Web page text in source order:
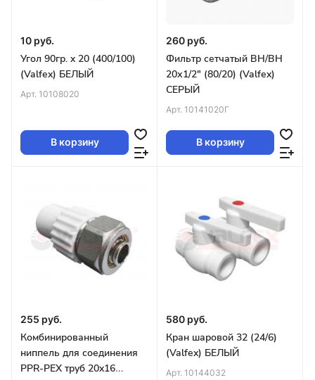
10 руб.
Угол 90гр. x 20 (400/100)
(Valfex) БЕЛЫЙ
Арт. 10108020
В корзину
260 руб.
Фильтр сетчатый ВН/ВН
20х1/2" (80/20) (Valfex)
СЕРЫЙ
Арт. 10141020Г
В корзину
255 руб.
Комбинированный
ниппель для соединения
PPR-PEX труб 20x16
580 руб.
Кран шаровой 32 (24/6)
(Valfex) БЕЛЫЙ
Арт. 10144032